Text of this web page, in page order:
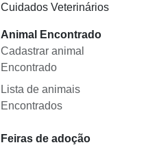
Cuidados Veterinários
Animal Encontrado
Cadastrar animal
Encontrado
Lista de animais
Encontrados
Feiras de adoção